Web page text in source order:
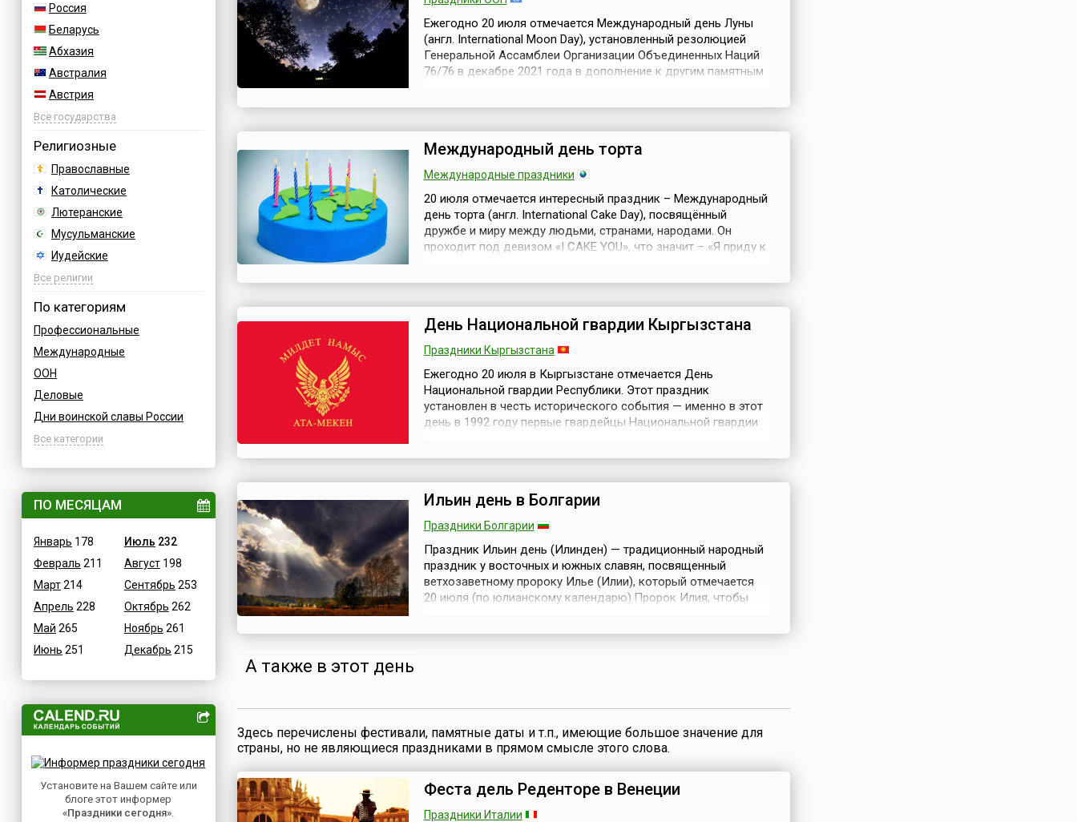
Россия
Беларусь
Абхазия
Австралия
Австрия
Азербайджан
Босния
Бразилия
Великобритания
Венгрия
Вьетнам
Германия
Греция
Египет
Израиль
Индия
Иордания
Ирак
Иран
Ирландия
Исландия
Италия
Казахстан
Камерун
Канада
Все государства
Религиозные
Православные
Католические
Лютеранские
Мусульманские
Иудейские
Буддийские
Все религии
По категориям
Профессиональные
Международные
ООН
Деловые
Дни воинской славы России
Армейские
Водные
Детские
В честь икон
Дни памяти святых
Конституционные
Культурные
Масс-медийные
Независимые
Природные
Медицинские
Посты
Все категории
ПО МЕСЯЦАМ
Январь 178
Февраль 211
Март214
Апрель 228
Май 265
Июнь 251
Июль 232
Август198
Сентябрь 253
Октябрь 262
Ноябрь 261
Декабрь 215
Установите на Вашем сайте или
блоге этот информер
«Праздники сегодня».
Ежегодно 20 июля отмечается Международный день Луны
(англ. International Moon Day), установленный резолюцией
Генеральной Ассамблеи Организации Объединенных Наций
76/76 в декабре 2021 года в дополнение к другим памятным
годовщины первой вы...
Международный день торта
Международные праздники
20 июля отмечается интересный праздник – Международный
день торта (англ. International Cake Day), посвящённый
дружбе и миру между людьми, странами, народами. Он
проходит под девизом «I CAKE YOU», что значит – «Я приду к
Королевства Любви ...
День Национальной гвардии Кыргызстана
Праздники Кыргызстана
Ежегодно 20 июля в Кыргызстане отмечается День
Национальной гвардии Республики. Этот праздник
установлен в честь исторического события — именно в этот
день в 1992 году первые гвардейцы Национальной гвардии
Кыргызской Республики в декабре...
Ильин день в Болгарии
Праздники Болгарии
Праздник Ильин день (Илинден) — традиционный народный
праздник у восточных и южных славян, посвященный
ветхозаветному пророку Илье (Илии), который отмечается
20 июля (по юлианскому календарю).Пророк Илия, чтобы
А также в этот день
Здесь перечислены фестивали, памятные даты и т.п., имеющие большое значение для
страны, но не являющиеся праздниками в прямом смысле этого слова.
Феста дель Реденторе в Венеции
Праздники Италии